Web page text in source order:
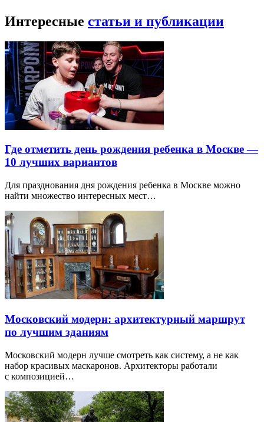
Интересные статьи и публикации
Где отметить день рождения ребенка в Москве —
10 лучших вариантов
Для празднования дня рождения ребенка в Москве можно
найти множество интересных мест…
Московский модерн: архитектурный маршрут
по лучшим зданиям
Московский модерн лучше смотреть как систему, а не как
набор красивых маскаронов. Архитекторы работали
с композицией…